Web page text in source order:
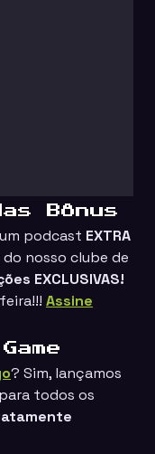
Bônus
podcast EXTRA
nosso clube de
EXCLUSIVAS!
Assine
? Sim, lançamos
para todos os